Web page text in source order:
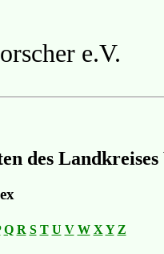
e.V.
des Landkreises
Q R S T U V W X Y Z